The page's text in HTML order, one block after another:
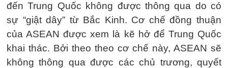
đến Trung Quốc không được thông qua do có
sự “giật dây” từ Bắc Kinh. Cơ chế đồng thuận
của ASEAN được xem là kẽ hở để Trung Quốc
khai thác. Bởi theo theo cơ chế này, ASEAN sẽ
không thông qua được các chủ trương, quyết